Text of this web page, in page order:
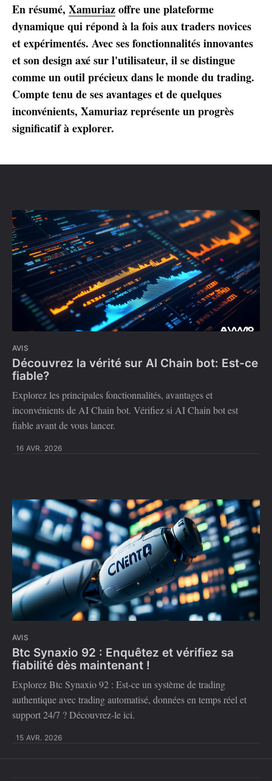
En résumé, Xamuriazoffre une plateforme
dynamique qui répond à la fois aux traders novices
et expérimentés. Avec ses fonctionnalités innovantes
et son design axé sur l'utilisateur, il se distingue
comme un outil précieux dans le monde du trading.
Compte tenu de ses avantages et de quelques
inconvénients, Xamuriaz représente un progrès
significatif à explorer.
AVIS
Découvrez la vérité sur AI Chain bot: Est-ce
fiable?
Explorez les principales fonctionnalités, avantages et
inconvénients de AI Chain bot. Vérifiez si AI Chain bot est
fiable avant de vous lancer.
16 AVR. 2026
AVIS
Btc Synaxio 92 : Enquêtez et vérifiez sa
fiabilité dès maintenant !
Explorez Btc Synaxio 92 : Est-ce un système de trading
authentique avec trading automatisé, données en temps réel et
support 24/7 ? Découvrez-le ici.
15 AVR. 2026